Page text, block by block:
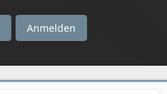
Anmelden